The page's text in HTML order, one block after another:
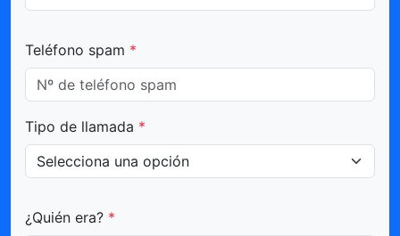
Teléfono spam *
Tipo de llamada *
¿Quién era? *